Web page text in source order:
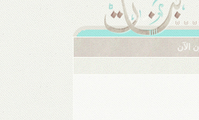
الآن